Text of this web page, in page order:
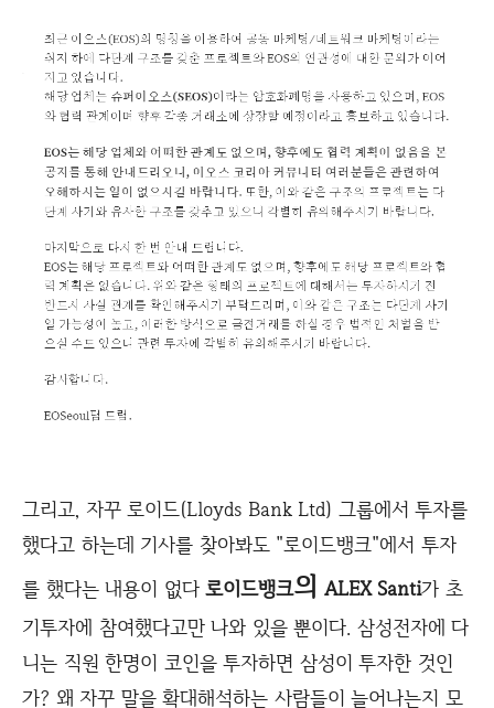
그리고, 자꾸 로이드(Lloyds Bank Ltd) 그룹에서 투자를
했다고 하는데 기사를 찾아봐도 "로이드뱅크"에서 투자
를 했다는 내용이 없다 로이드뱅크의 ALEX Santi가 초
기투자에 참여했다고만 나와 있을 뿐이다. 삼성전자에 다
니는 직원 한명이 코인을 투자하면 삼성이 투자한 것인
가? 왜 자꾸 말을 확대해석하는 사람들이 늘어나는지 모